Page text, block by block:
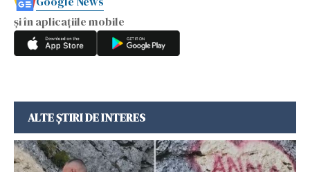
și în aplicațiile mobile
ALTE ȘTIRI DE INTERES